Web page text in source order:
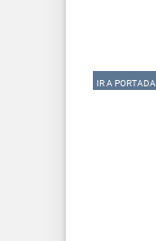
IR A PORTADA